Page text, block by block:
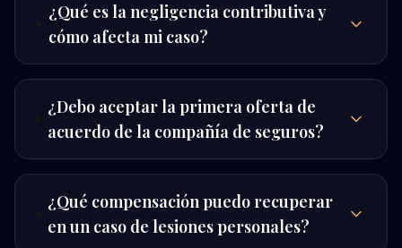
¿Qué es la negligencia contributiva y
cómo afecta mi caso?
¿Debo aceptar la primera oferta de
acuerdo de la compañía de seguros?
¿Qué compensación puedo recuperar
en un caso de lesiones personales?